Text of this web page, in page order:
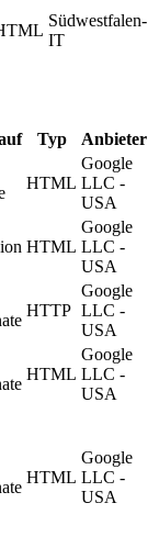
Südwestfalen-
IT
Typ Anbieter
HTML
Google
LLC -
USA
HTML
Google
LLC -
USA
HTTP
Google
LLC -
USA
HTML
Google
LLC -
USA
HTML
Google
LLC -
USA